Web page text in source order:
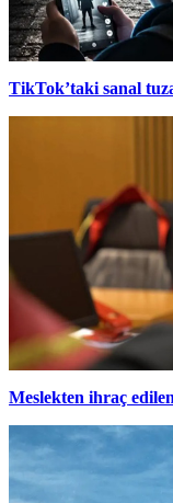
TikTok’taki sanal
Meslekten ihraç